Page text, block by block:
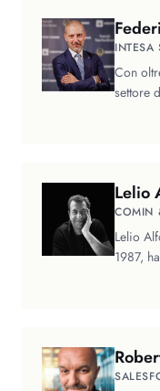
INTESA
Con
settore
Lelio
COMIN
Lelio
1987,